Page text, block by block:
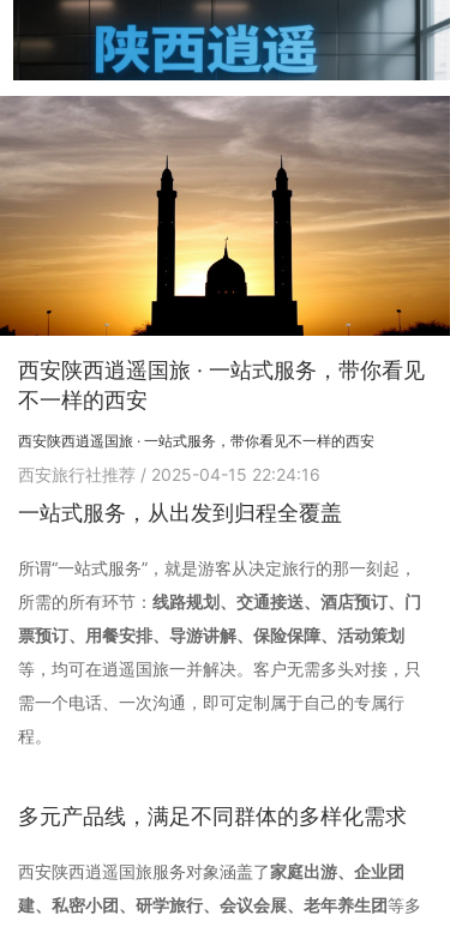
西安陕西逍遥国旅 · 一站式服务，带你看见
不一样的西安
西安陕西逍遥国旅 · 一站式服务，带你看见不一样的西安
西安旅行社推荐 / 2025-04-15 22:24:16
一站式服务，从出发到归程全覆盖
所谓“一站式服务”，就是游客从决定旅行的那一刻起，
所需的所有环节： 线路规划、交通接送、酒店预订、门
票预订、用餐安排、导游讲解、保险保障、活动策划
等，均可在逍遥国旅一并解决。客户无需多头对接，只
需一个电话、一次沟通，即可定制属于自己的专属行
程。
多元产品线，满足不同群体的多样化需求
西安陕西逍遥国旅服务对象涵盖了家庭出游、企业团
建、私密小团、研学旅行、会议会展、老年养生团等多